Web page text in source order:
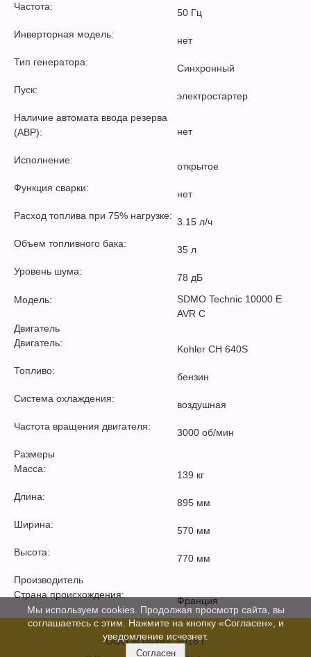
Частота:
50 Гц
Инверторная модель:
нет
Тип генератора:
Синхронный
Пуск:
электростартер
Наличие автомата ввода резерва
(АВР):
нет
Исполнение:
открытое
Функция сварки:
нет
Расход топлива при 75% нагрузке:
3.15 л/ч
Объем топливного бака:
35 л
Уровень шума:
78 дБ
Модель:
SDMO Technic 10000 E
AVR C
Двигатель
Двигатель:
Kohler CH 640S
Топливо:
бензин
Система охлаждения:
воздушная
Частота вращения двигателя:
3000 об/мин
Размеры
Масса:
139 кг
Длина:
895 мм
Ширина:
570 мм
Высота:
770 мм
Производитель
Страна происхождения:
Франция
ООО «Ольха», 2016 г.
Мы используем cookies. Продолжая просмотр сайта, вы
соглашаетесь с этим. Нажмите на кнопку «Согласен», и
уведомление исчезнет.
Согласен